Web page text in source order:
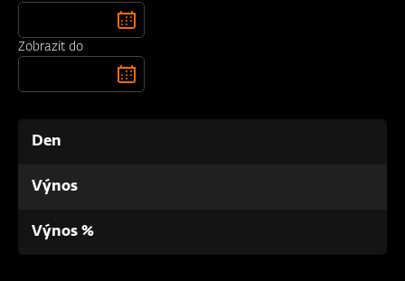
Zobrazit do
Den
Výnos
Výnos %